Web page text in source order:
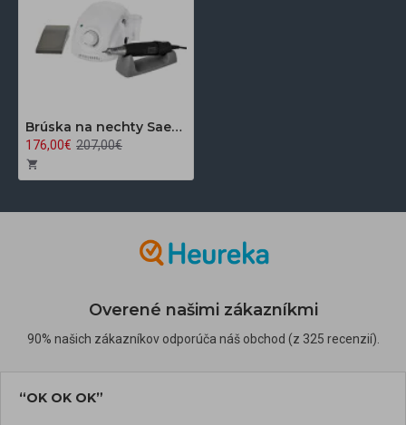
Brúska na nechty Saeyang Marathon 3 Champion white + H 37 LSP
176,00€ 207,00€
Overené našimi zákazníkmi
90% našich zákazníkov odporúča náš obchod (z 325 recenzií).
“OK OK OK”